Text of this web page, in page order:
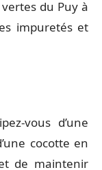
du Puy à
impuretés et
vous d’une
cocotte en
de maintenir